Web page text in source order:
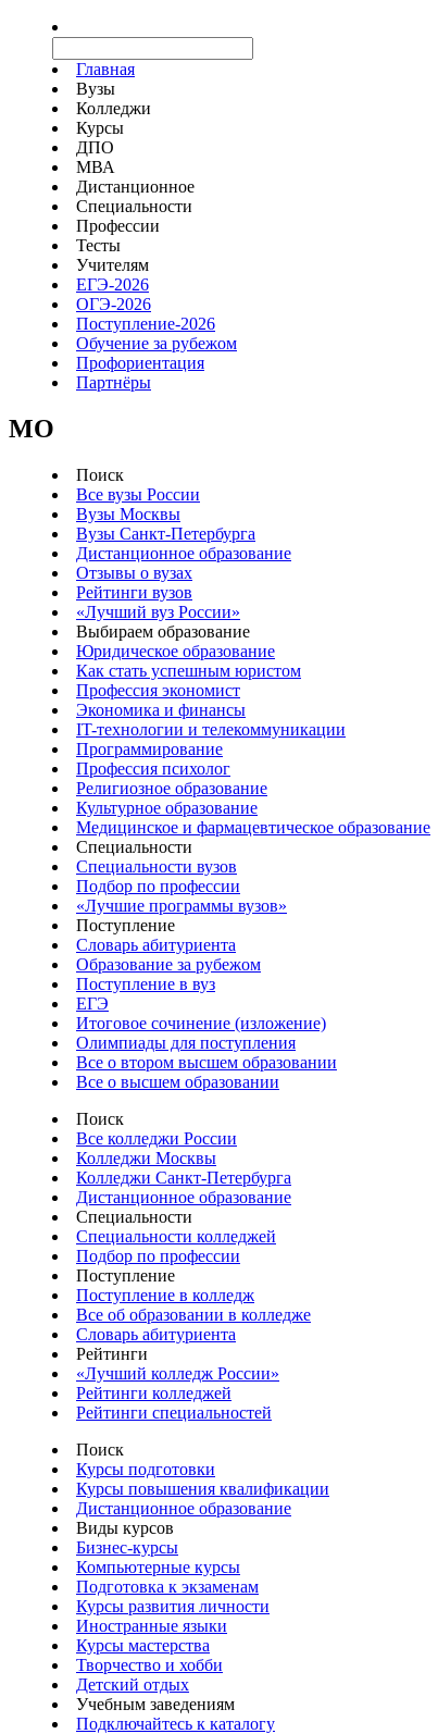
Главная
Вузы
Колледжи
Курсы
ДПО
МВА
Дистанционное
Специальности
Профессии
Тесты
Учителям
ЕГЭ-2026
ОГЭ-2026
Поступление-2026
Обучение за рубежом
Профориентация
Партнёры
MO
Поиск
Все вузы России
Вузы Москвы
Вузы Санкт-Петербурга
Дистанционное образование
Отзывы о вузах
Рейтинги вузов
«Лучший вуз России»
Выбираем образование
Юридическое образование
Как стать успешным юристом
Профессия экономист
Экономика и финансы
IT-технологии и телекоммуникации
Программирование
Профессия психолог
Религиозное образование
Культурное образование
Медицинское и фармацевтическое образование
Специальности
Специальности вузов
Подбор по профессии
«Лучшие программы вузов»
Поступление
Словарь абитуриента
Образование за рубежом
Поступление в вуз
ЕГЭ
Итоговое сочинение (изложение)
Олимпиады для поступления
Все о втором высшем образовании
Все о высшем образовании
Поиск
Все колледжи России
Колледжи Москвы
Колледжи Санкт-Петербурга
Дистанционное образование
Специальности
Специальности колледжей
Подбор по профессии
Поступление
Поступление в колледж
Все об образовании в колледже
Словарь абитуриента
Рейтинги
«Лучший колледж России»
Рейтинги колледжей
Рейтинги специальностей
Поиск
Курсы подготовки
Курсы повышения квалификации
Дистанционное образование
Виды курсов
Бизнес-курсы
Компьютерные курсы
Подготовка к экзаменам
Курсы развития личности
Иностранные языки
Курсы мастерства
Творчество и хобби
Детский отдых
Учебным заведениям
Подключайтесь к каталогу